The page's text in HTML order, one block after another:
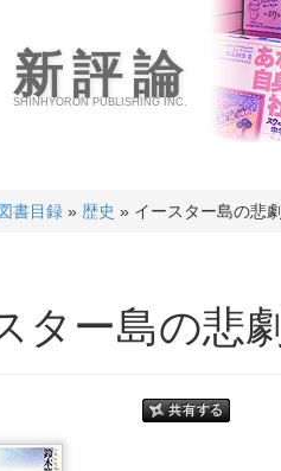
新評論
SHINHYORON PUBLISHING INC.
書目録 » 歴史 » イースター島の悲劇
ター島の悲劇